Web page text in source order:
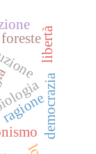
democrazia
libertà
ragione
foreste